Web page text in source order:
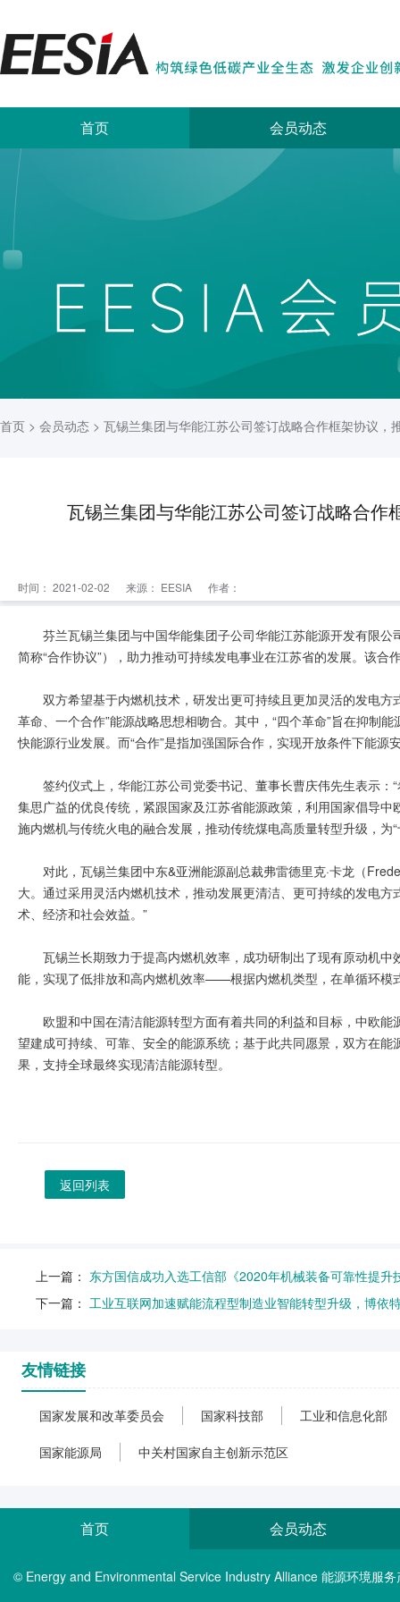
首页 会员动态
首页 > 会员动态 > 瓦锡兰集团与华能江苏公司签订战略合作框架协议，
瓦锡兰集团与华能江苏公司签订战略合
时间： 2021-02-02 来源： EESIA 作者：
芬兰瓦锡兰集团与中国华能集团子公司华能江苏能源开发有限
简称“合作协议”），助力推动可持续发电事业在江苏省的发展。该
双方希望基于内燃机技术，研发出更可持续且更加灵活的发电
革命、一个合作”能源战略思想相吻合。其中，“四个革命”旨在抑制
快能源行业发展。而“合作”是指加强国际合作，实现开放条件下能源
签约仪式上，华能江苏公司党委书记、董事长曹庆伟先生表示
集思广益的优良传统，紧跟国家及江苏省能源政策，利用国家倡导
施内燃机与传统火电的融合发展，推动传统煤电高质量转型升级，为
对此，瓦锡兰集团中东&亚洲能源副总裁弗雷德里克·卡龙（
大。通过采用灵活内燃机技术，推动发展更清洁、更可持续的发电
术、经济和社会效益。”
瓦锡兰长期致力于提高内燃机效率，成功研制出了现有原动机
能，实现了低排放和高内燃机效率——根据内燃机类型，在单循环模
欧盟和中国在清洁能源转型方面有着共同的利益和目标，中欧
望建成可持续、可靠、安全的能源系统；基于此共同愿景，双方在
果，支持全球最终实现清洁能源转型。
返回列表
上一篇： 东方国信成功入选工信部《2020年机械装备可靠性提升
下一篇： 工业互联网加速赋能流程型制造业智能转型升级，博依
友情链接
国家发展和改革委员会 国家科技部 工业和信息化部
国家能源局 中关村国家自主创新示范区
首页 会员动态
© Energy and Environmental Service Industry Alliance 能源环境服